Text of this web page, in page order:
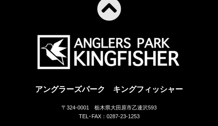
アングラーズパーク キングフィッシャー
〒324-0001 栃木県大田原市乙連沢593
TEL･FAX：0287-23-1253